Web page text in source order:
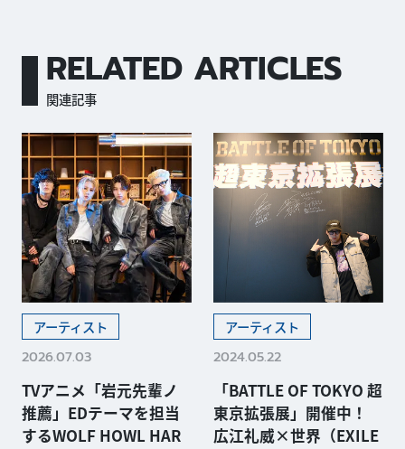
RELATED ARTICLES
関連記事
アーティスト
2026.07.03
TVアニメ「岩元先輩ノ
推薦」EDテーマを担当
するWOLF HOWL HAR
アーティスト
2024.05.22
「BATTLE OF TOKYO 超
東京拡張展」開催中！
広江礼威×世界（EXILE